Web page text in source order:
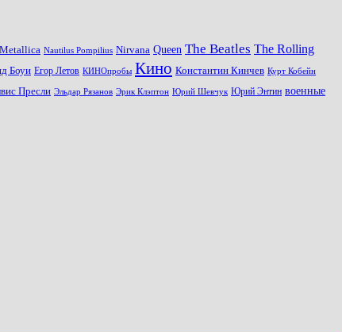
Metallica Nautilus Pompilius Nirvana Queen The Beatles The Rolling
Боуи Егор Летов КИНОпробы Кино Константин Кинчев Курт Кобейн
Пресли Эльдар Рязанов Эрик Клэптон Юрий Шевчук Юрий Энтин военные